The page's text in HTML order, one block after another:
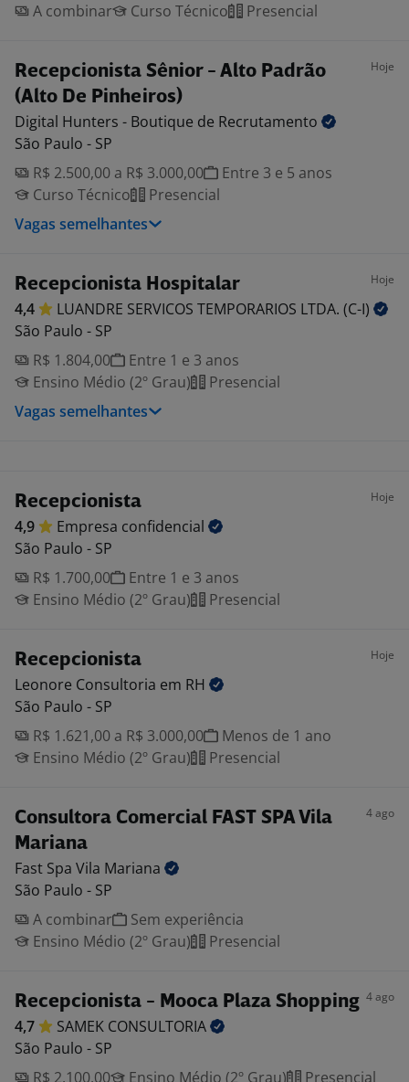
A combinar
Curso Técnico Presencial
Recepcionista Sênior - Alto Padrão
(Alto De Pinheiros)
Hoje
Digital Hunters - Boutique de Recrutamento
São Paulo - SP
R$ 2.500,00 a R$ 3.000,00
Entre 3 e 5 anos
Curso Técnico
Presencial
Vagas semelhantes
Recepcionista Hospitalar Hoje
4,4 LUANDRE SERVICOS TEMPORARIOS LTDA. (C-I)
São Paulo - SP
R$ 1.804,00
Entre 1 e 3 anos
Ensino Médio (2º Grau)
Presencial
Vagas semelhantes
Recepcionista Hoje
4,9 Empresa confidencial
São Paulo - SP
R$ 1.700,00
Entre 1 e 3 anos
Ensino Médio (2º Grau)
Presencial
Recepcionista Hoje
Leonore Consultoria em RH
São Paulo - SP
R$ 1.621,00 a R$ 3.000,00
Menos de 1 ano
Ensino Médio (2º Grau)
Presencial
Consultora Comercial FAST SPA Vila
Mariana
4 ago
Fast Spa Vila Mariana
São Paulo - SP
A combinar
Sem experiência
Ensino Médio (2º Grau)
Presencial
Recepcionista - Mooca Plaza Shopping 4 ago
4,7 SAMEK CONSULTORIA
São Paulo - SP
R$ 2.100,00
Ensino Médio (2º Grau) Presencial